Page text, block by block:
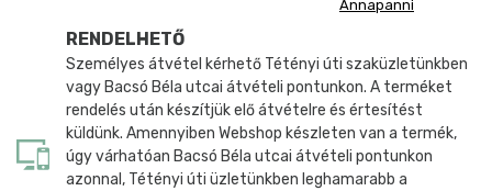
Annapanni
RENDELHETŐ
Személyes átvétel kérhető Tétényi úti szaküzletünkben
vagy Bacsó Béla utcai átvételi pontunkon. A terméket
rendelés után készítjük elő átvételre és értesítést
küldünk. Amennyiben Webshop készleten van a termék,
úgy várhatóan Bacsó Béla utcai átvételi pontunkon
azonnal, Tétényi úti üzletünkben leghamarabb a